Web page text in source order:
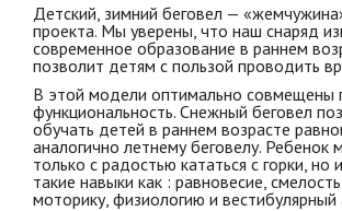
Детский, зимний беговел —
проекта. Мы уверены, что наш снаряд
современное образование в раннем
позволит детям с пользой проводить
В этой модели оптимально совмещены
функциональность. Снежный беговел
обучать детей в раннем возрасте
аналогично летнему беговелу. Ребенок
только с радостью кататься с горки, но
такие навыки как : равновесие,
моторику, физиологию и вестибулярный